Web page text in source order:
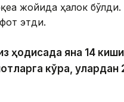
жойида ҳалок
этди.
ҳодисада яна 14
кўра, улардан